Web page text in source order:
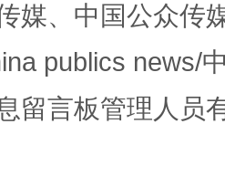
身衣” 如何以
媒、中国公众传
publics news/
留言板管理人员